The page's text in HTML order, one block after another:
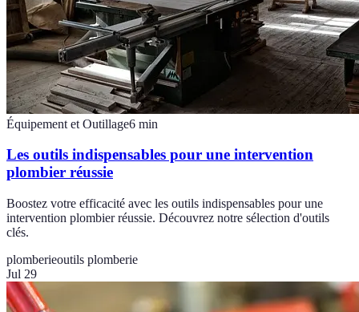
Équipement et Outillage6 min
Les outils indispensables pour une intervention
plombier réussie
Boostez votre efficacité avec les outils indispensables pour une
intervention plombier réussie. Découvrez notre sélection d'outils
clés.
plomberieoutils plomberie
Jul 29